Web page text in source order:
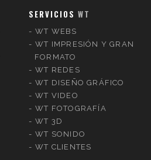
SERVICIOS WT
WT WEBS
WT IMPRESIÓN Y GRAN
FORMATO
WT REDES
WT DISEÑO GRÁFICO
WT VIDEO
WT FOTOGRAFÍA
WT 3D
WT SONIDO
WT CLIENTES